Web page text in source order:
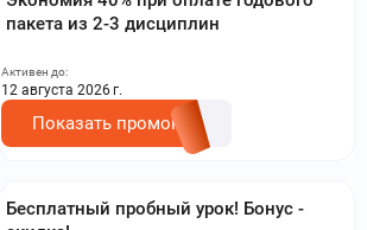
пакета из 2-3 дисциплин
Активен до:
12 августа 2026 г.
Показать промокод
Бесплатный пробный урок! Бонус -